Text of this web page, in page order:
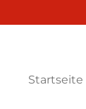
Startseite